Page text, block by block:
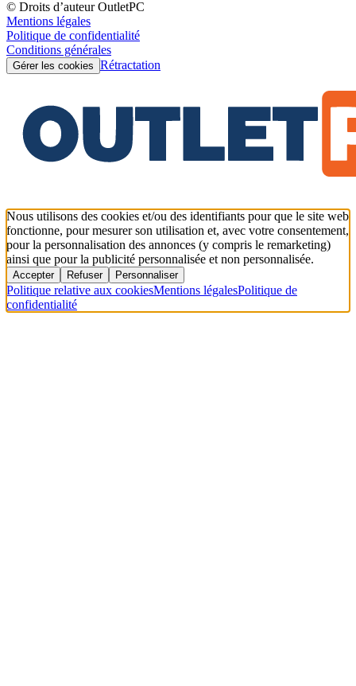
© Droits d’auteur OutletPC
Mentions légales
Politique de confidentialité
Conditions générales
Gérer les cookies Rétractation
Nous utilisons des cookies et/ou des identifiants pour que le site web
fonctionne, pour mesurer son utilisation et, avec votre consentement,
pour la personnalisation des annonces (y compris le remarketing)
ainsi que pour la publicité personnalisée et non personnalisée.
Accepter Refuser Personnaliser
Politique relative aux cookiesMentions légalesPolitique de
confidentialité